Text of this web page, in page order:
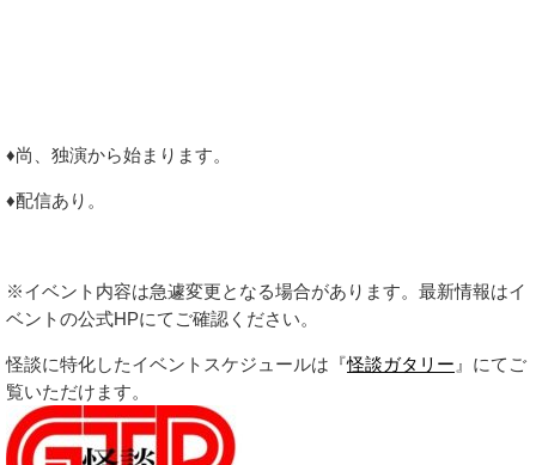
♦尚、独演から始まります。
♦配信あり。
※イベント内容は急遽変更となる場合があります。最新情報はイ
ベントの公式HPにてご確認ください。
怪談に特化したイベントスケジュールは『怪談ガタリー 』にてご
覧いただけます。